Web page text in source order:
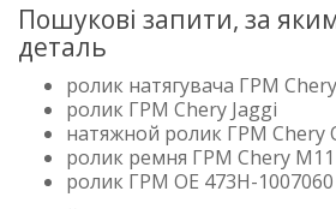
Пошукові запити, за
деталь
ролик натягувача ГРМ
ролик ГРМ Chery Jaggi
натяжной ролик ГРМ Chery
ролик ремня ГРМ Chery
ролик ГРМ OE 473H-1007060